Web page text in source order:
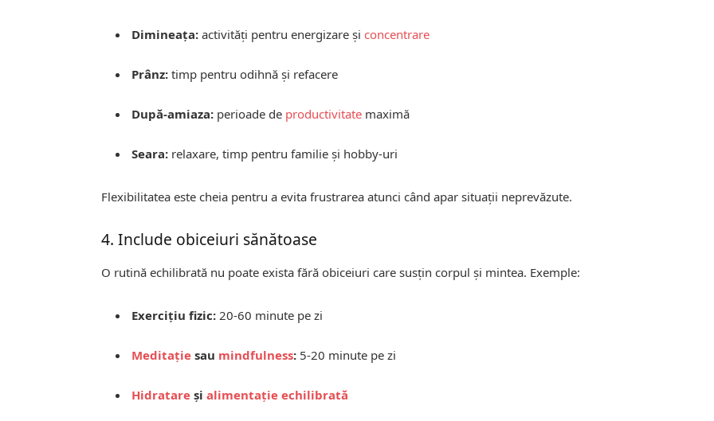
Dimineața: activități pentru energizare și concentrare
Prânz: timp pentru odihnă și refacere
După-amiaza: perioade de productivitate maximă
Seara: relaxare, timp pentru familie și hobby-uri
Flexibilitatea este cheia pentru a evita frustrarea atunci când apar situații neprevăzute.
4. Include obiceiuri sănătoase
O rutină echilibrată nu poate exista fără obiceiuri care susțin corpul și mintea. Exemple:
Exercițiu fizic: 20-60 minute pe zi
Meditație sau mindfulness: 5-20 minute pe zi
Hidratare șialimentație echilibrată